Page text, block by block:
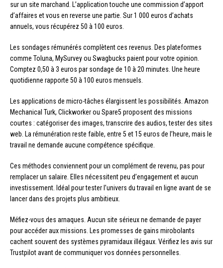
sur un site marchand. L’application touche une commission d’apport
d’affaires et vous en reverse une partie. Sur 1 000 euros d’achats
annuels, vous récupérez 50 à 100 euros.
Les sondages rémunérés complètent ces revenus. Des plateformes
comme Toluna, MySurvey ou Swagbucks paient pour votre opinion.
Comptez 0,50 à 3 euros par sondage de 10 à 20 minutes. Une heure
quotidienne rapporte 50 à 100 euros mensuels.
Les applications de micro-tâches élargissent les possibilités. Amazon
Mechanical Turk, Clickworker ou Spare5 proposent des missions
courtes : catégoriser des images, transcrire des audios, tester des sites
web. La rémunération reste faible, entre 5 et 15 euros de l’heure, mais le
travail ne demande aucune compétence spécifique.
Ces méthodes conviennent pour un complément de revenu, pas pour
remplacer un salaire. Elles nécessitent peu d’engagement et aucun
investissement. Idéal pour tester l’univers du travail en ligne avant de se
lancer dans des projets plus ambitieux.
Méfiez-vous des arnaques. Aucun site sérieux ne demande de payer
pour accéder aux missions. Les promesses de gains mirobolants
cachent souvent des systèmes pyramidaux illégaux. Vérifiez les avis sur
Trustpilot avant de communiquer vos données personnelles.